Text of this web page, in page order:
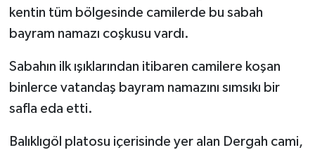
kentin tüm bölgesinde camilerde bu sabah
bayram namazı coşkusu vardı.
Sabahın ilk ışıklarından itibaren camilere koşan
binlerce vatandaş bayram namazını sımsıkı bir
safla eda etti.
Balıklıgöl platosu içerisinde yer alan Dergah cami,